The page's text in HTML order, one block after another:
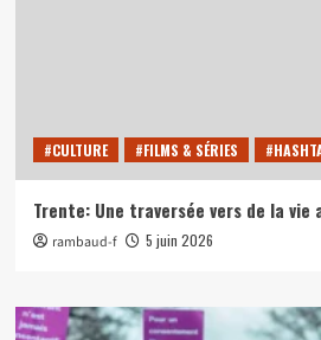
#CULTURE #FILMS & SÉRIES
Trente: Une traversée vers de la vie
rambaud-f 5 juin 2026